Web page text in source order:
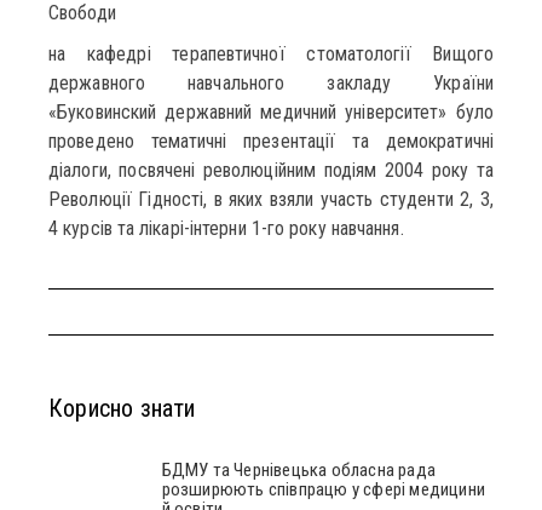
Свободи
на кафедрі терапевтичної стоматології Вищого
державного навчального закладу України
«Буковинский державний медичний університет» було
проведено тематичні презентації та демократичні
діалоги, посвячені революційним подіям 2004 року та
Революції Гідності, в яких взяли участь студенти 2, 3,
4 курсів та лікарі-інтерни 1-го року навчання.
Корисно знати
БДМУ та Чернівецька обласна рада
розширюють співпрацю у сфері медицини